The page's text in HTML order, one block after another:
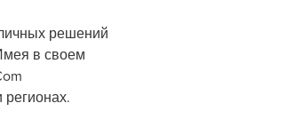
решений
в своем